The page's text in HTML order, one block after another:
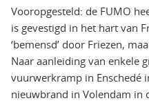
Vooropgesteld: de FUMO
is gevestigd in het hart van
‘bemensd’ door Friezen,
Naar aanleiding van enkele
vuurwerkramp in Enschedé
nieuwbrand in Volendam in